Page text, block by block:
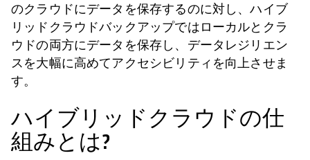
のクラウドにデータを保存するのに対し、ハイブ
リッドクラウドバックアップではローカルとクラ
ウドの両方にデータを保存し、データレジリエン
スを大幅に高めてアクセシビリティを向上させま
す。
ハイブリッドクラウドの仕
組みとは?